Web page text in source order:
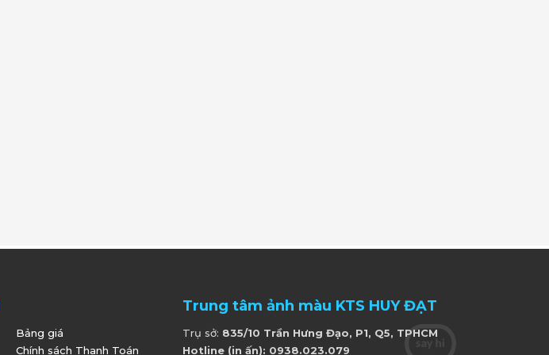
Bảng giá
Chính sách Thanh Toán
Trung tâm ảnh màu KTS HUY ĐẠT
Trụ sở: 835/10 Trần Hưng Đạo, P1, Q5, TPHCM
Hotline (in ấn): 0938.023.079